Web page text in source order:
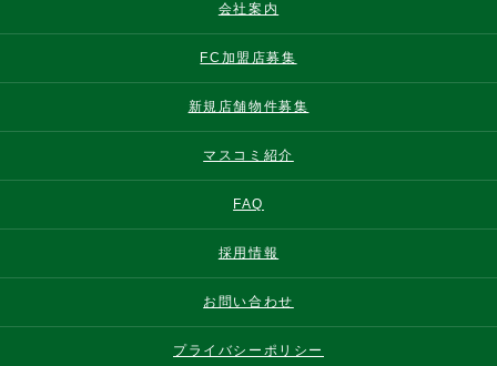
会社案内
FC加盟店募集
新規店舗物件募集
マスコミ紹介
FAQ
採用情報
お問い合わせ
プライバシーポリシー